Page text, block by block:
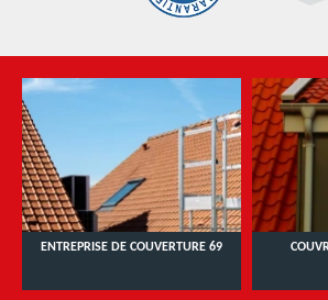
ENTREPRISE DE COUVERTURE 69